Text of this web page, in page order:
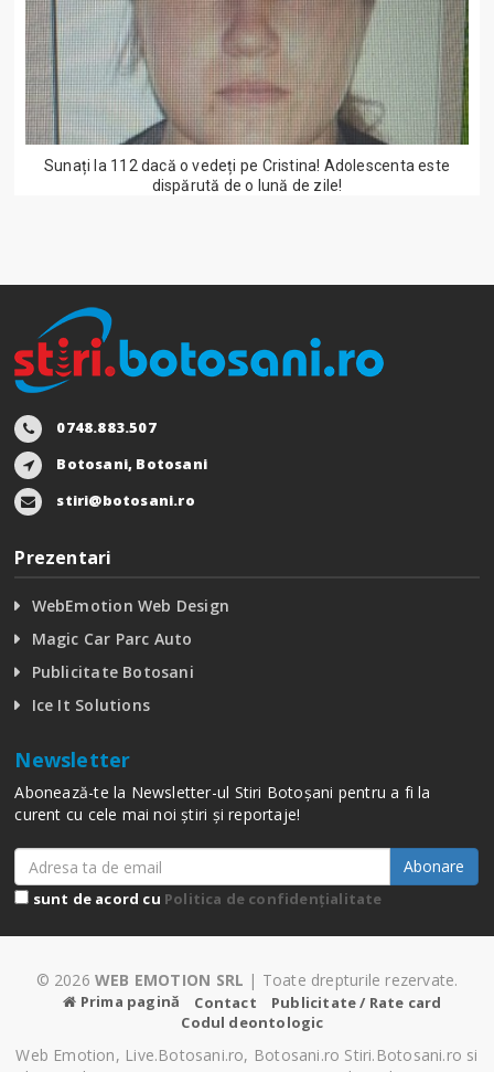
Sunați la 112 dacă o vedeți pe Cristina! Adolescenta este
dispărută de o lună de zile!
0748.883.507
Botosani, Botosani
stiri@botosani.ro
Prezentari
WebEmotion Web Design
Magic Car Parc Auto
Publicitate Botosani
Ice It Solutions
Newsletter
Abonează-te la Newsletter-ul Stiri Botoșani pentru a fi la
curent cu cele mai noi știri și reportaje!
Abonare
sunt de acord cu Politica de confidențialitate
© 2026 WEB EMOTION SRL | Toate drepturile rezervate.
Prima pagină Contact
Publicitate / Rate card
Codul deontologic
Web Emotion, Live.Botosani.ro, Botosani.ro Stiri.Botosani.ro si